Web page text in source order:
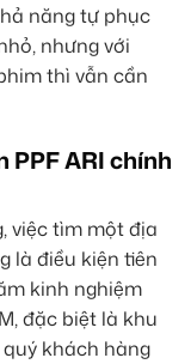
năng tự phục
nhưng với
thì vẫn cần
PPF ARI chính
việc tìm một địa
là điều kiện tiên
kinh nghiệm
đặc biệt là khu
khách hàng